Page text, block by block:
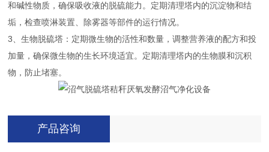
和碱性物质，确保吸收液的脱硫能力。定期清理塔内的沉淀物和结
垢，检查喷淋装置、除雾器等部件的运行情况。
3、生物脱硫塔：定期微生物的活性和数量，调整营养液的配方和投
加量，确保微生物的生长环境适宜。定期清理塔内的生物膜和沉积
物，防止堵塞。
产品咨询